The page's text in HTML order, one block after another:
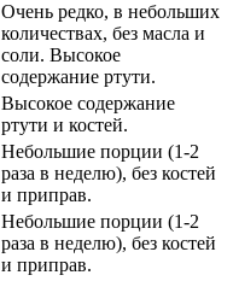
Очень редко, в небольших
количествах, без масла и
соли. Высокое
содержание ртути.
Высокое содержание
ртути и костей.
Небольшие порции (1-2
раза в неделю), без костей
и приправ.
Небольшие порции (1-2
раза в неделю), без костей
и приправ.